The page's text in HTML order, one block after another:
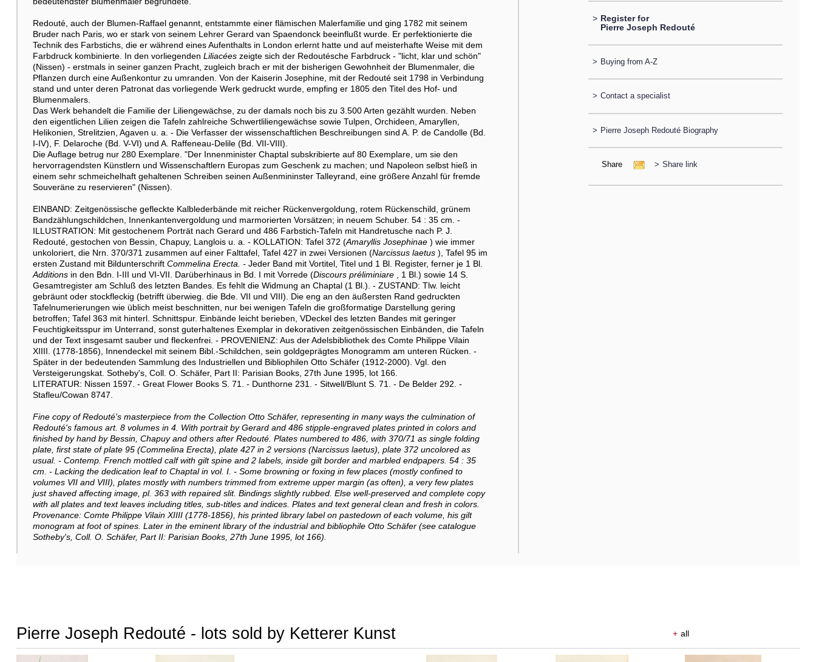
Redouté, auch der Blumen-Raffael genannt, entstammte einer flämischen Malerfamilie und ging 1782 mit seinem
Bruder nach Paris, wo er stark von seinem Lehrer Gerard van Spaendonck beeinflußt wurde. Er perfektionierte die
Technik des Farbstichs, die er während eines Aufenthalts in London erlernt hatte und auf meisterhafte Weise mit dem
Farbdruck kombinierte. In den vorliegenden Liliacées zeigte sich der Redoutésche Farbdruck - "licht, klar und schön"
(Nissen) - erstmals in seiner ganzen Pracht, zugleich brach er mit der bisherigen Gewohnheit der Blumenmaler, die
Pflanzen durch eine Außenkontur zu umranden. Von der Kaiserin Josephine, mit der Redouté seit 1798 in Verbindung
stand und unter deren Patronat das vorliegende Werk gedruckt wurde, empfing er 1805 den Titel des Hof- und
Blumenmalers.
Das Werk behandelt die Familie der Liliengewächse, zu der damals noch bis zu 3.500 Arten gezählt wurden. Neben
den eigentlichen Lilien zeigen die Tafeln zahlreiche Schwertliliengewächse sowie Tulpen, Orchideen, Amaryllen,
Helikonien, Strelitzien, Agaven u. a. - Die Verfasser der wissenschaftlichen Beschreibungen sind A. P. de Candolle (Bd.
I-IV), F. Delaroche (Bd. V-VI) und A. Raffeneau-Delile (Bd. VII-VIII).
Die Auflage betrug nur 280 Exemplare. "Der Innenminister Chaptal subskribierte auf 80 Exemplare, um sie den
hervorragendsten Künstlern und Wissenschaftlern Europas zum Geschenk zu machen; und Napoleon selbst hieß in
einem sehr schmeichelhaft gehaltenen Schreiben seinen Außenmininster Talleyrand, eine größere Anzahl für fremde
Souveräne zu reservieren" (Nissen).
EINBAND: Zeitgenössische gefleckte Kalblederbände mit reicher Rückenvergoldung, rotem Rückenschild, grünem
Bandzählungschildchen, Innenkantenvergoldung und marmorierten Vorsätzen; in neuem Schuber. 54 : 35 cm. -
ILLUSTRATION: Mit gestochenem Porträt nach Gerard und 486 Farbstich-Tafeln mit Handretusche nach P. J.
Redouté, gestochen von Bessin, Chapuy, Langlois u. a. - KOLLATION: Tafel 372 (Amaryllis Josephinae) wie immer
unkoloriert, die Nrn. 370/371 zusammen auf einer Falttafel, Tafel 427 in zwei Versionen (Narcissus laetus), Tafel 95 im
ersten Zustand mit Bildunterschrift Commelina Erecta. - Jeder Band mit Vortitel, Titel und 1 Bl. Register, ferner je 1 Bl.
Additionsin den Bdn. I-III und VI-VII. Darüberhinaus in Bd. I mit Vorrede (Discours préliminiare, 1 Bl.) sowie 14 S.
Gesamtregister am Schluß des letzten Bandes. Es fehlt die Widmung an Chaptal (1 Bl.). - ZUSTAND: Tlw. leicht
gebräunt oder stockfleckig (betrifft überwieg. die Bde. VII und VIII). Die eng an den äußersten Rand gedruckten
Tafelnumerierungen wie üblich meist beschnitten, nur bei wenigen Tafeln die großformatige Darstellung gering
betroffen; Tafel 363 mit hinterl. Schnittspur. Einbände leicht berieben, VDeckel des letzten Bandes mit geringer
Feuchtigkeitsspur im Unterrand, sonst guterhaltenes Exemplar in dekorativen zeitgenössischen Einbänden, die Tafeln
und der Text insgesamt sauber und fleckenfrei. - PROVENIENZ: Aus der Adelsbibliothek des Comte Philippe Vilain
XIIII. (1778-1856), Innendeckel mit seinem Bibl.-Schildchen, sein goldgeprägtes Monogramm am unteren Rücken. -
Später in der bedeutenden Sammlung des Industriellen und Bibliophilen Otto Schäfer (1912-2000). Vgl. den
Versteigerungskat. Sotheby's, Coll. O. Schäfer, Part II: Parisian Books, 27th June 1995, lot 166.
LITERATUR: Nissen 1597. - Great Flower Books S. 71. - Dunthorne 231. - Sitwell/Blunt S. 71. - De Belder 292. -
Stafleu/Cowan 8747.
Fine copy of Redouté's masterpiece from the Collection Otto Schäfer, representing in many ways the culmination of
Redouté's famous art. 8 volumes in 4. With portrait by Gerard and 486 stipple-engraved plates printed in colors and
finished by hand by Bessin, Chapuy and others after Redouté. Plates numbered to 486, with 370/71 as single folding
plate, first state of plate 95 (Commelina Erecta), plate 427 in 2 versions (Narcissus laetus), plate 372 uncolored as
usual. - Contemp. French mottled calf with gilt spine and 2 labels, inside gilt border and marbled endpapers. 54 : 35
cm. - Lacking the dedication leaf to Chaptal in vol. I. - Some browning or foxing in few places (mostly confined to
volumes VII and VIII), plates mostly with numbers trimmed from extreme upper margin (as often), a very few plates
just shaved affecting image, pl. 363 with repaired slit. Bindings slightly rubbed. Else well-preserved and complete copy
with all plates and text leaves including titles, sub-titles and indices. Plates and text general clean and fresh in colors.
Provenance: Comte Philippe Vilain XIIII (1778-1856), his printed library label on pastedown of each volume, his gilt
monogram at foot of spines. Later in the eminent library of the industrial and bibliophile Otto Schäfer (see catalogue
Sotheby's, Coll. O. Schäfer, Part II: Parisian Books, 27th June 1995, lot 166).
> Register for
Pierre Joseph Redouté
> Buying from A-Z
> Contact a specialist
> Pierre Joseph Redouté Biography
Share > Share link
Pierre Joseph Redouté - lots sold by Ketterer Kunst + all